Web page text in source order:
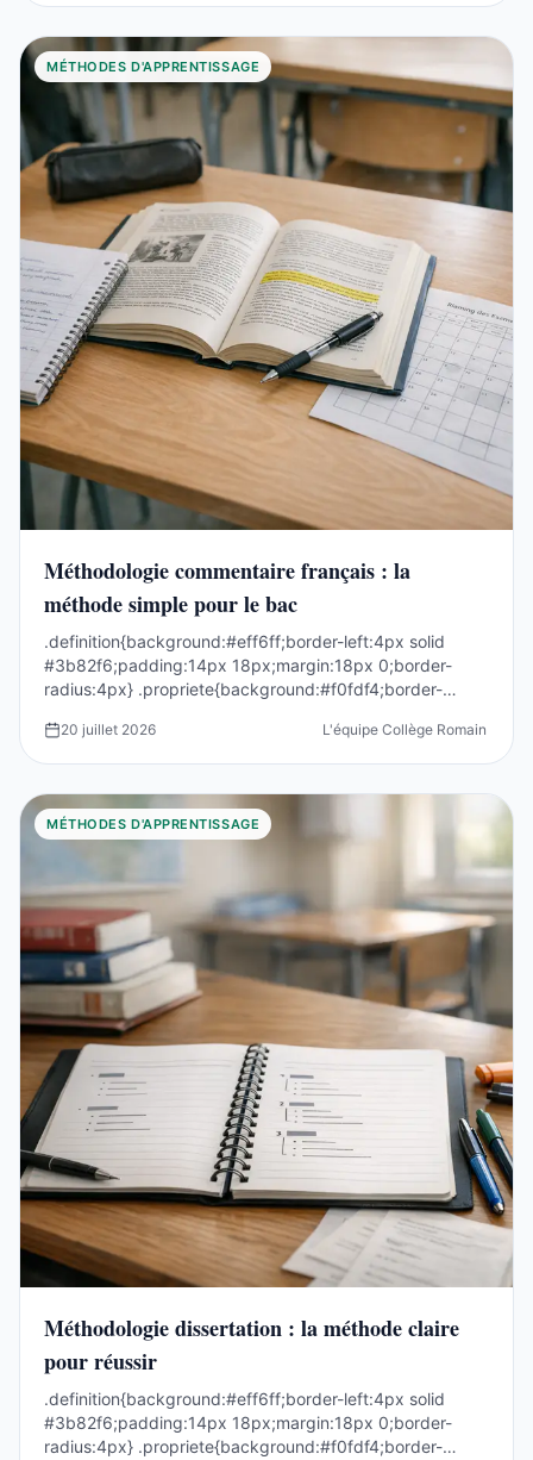
MÉTHODES D'APPRENTISSAGE
Méthodologie commentaire français : la
méthode simple pour le bac
.definition{background:#eff6ff;border-left:4px solid
#3b82f6;padding:14px 18px;margin:18px 0;border-
radius:4px} .propriete{background:#f0fdf4;border-
20 juillet 2026 L'équipe Collège Romain
MÉTHODES D'APPRENTISSAGE
Méthodologie dissertation : la méthode claire
pour réussir
.definition{background:#eff6ff;border-left:4px solid
#3b82f6;padding:14px 18px;margin:18px 0;border-
radius:4px} .propriete{background:#f0fdf4;border-